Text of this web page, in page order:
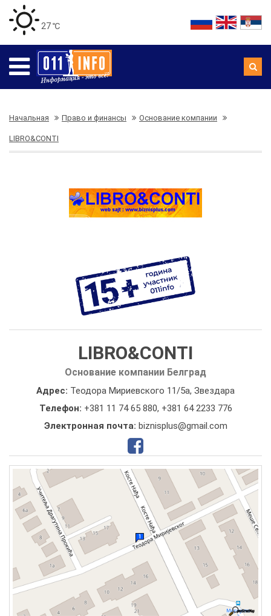
27 ℃
Начальная Право и финансы Основание компании
LIBRO&CONTI
LIBRO&CONTI
Основание компании Белград
Адрес: Теодора Мириевского 11/5а, Звездара
Телефон: +381 11 74 65 880, +381 64 2233 776
Электронная почта: biznisplus@gmail.com